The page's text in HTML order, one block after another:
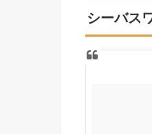
シーバス